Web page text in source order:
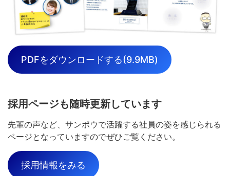
PDFをダウンロードする(9.9MB)
採用ページも随時更新しています
先輩の声など、サンポウで活躍する社員の姿を感じられる
ページとなっていますのでぜひご覧ください。
採用情報をみる